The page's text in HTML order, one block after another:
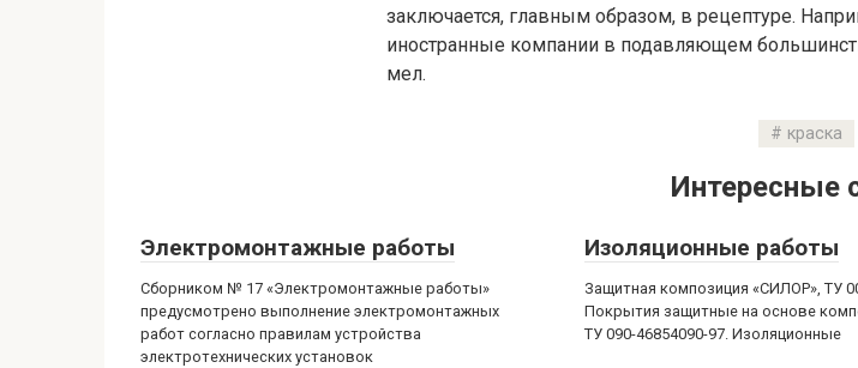
заключается, главным образом, в рецептуре.
иностранные компании в подавляющем
мел.
краска
Интересные
Электромонтажные работы
Сборником № 17 «Электромонтажные работы»
предусмотрено выполнение электромонтажных
работ согласно правилам устройства
электротехнических установок
Изоляционные работы
Защитная композиция «СИЛОР», ТУ
Покрытия защитные на основе
ТУ 090-46854090-97. Изоляционные